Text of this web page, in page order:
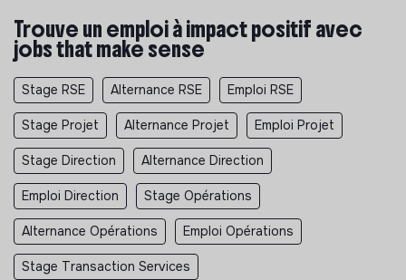
Trouve un emploi à impact positif avec
jobs that make sense
Stage RSE Alternance RSE Emploi RSE
Stage Projet Alternance Projet Emploi Projet
Stage Direction Alternance Direction
Emploi Direction Stage Opérations
Alternance Opérations Emploi Opérations
Stage Transaction Services